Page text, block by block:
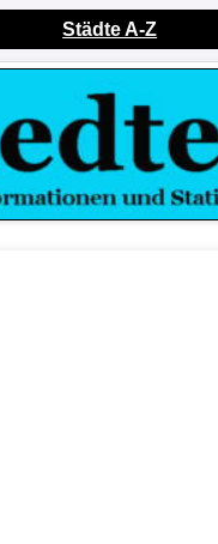
Städte A-Z